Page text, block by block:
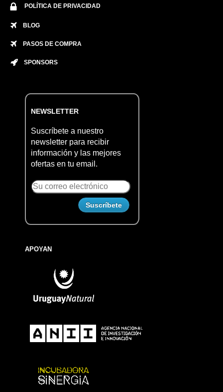
POLÍTICA DE PRIVACIDAD
BLOG
PASOS DE COMPRA
SPONSORS
NEWSLETTER
Suscríbete a nuestro
newsletter para recibir
información y las mejores
ofertas en tu email.
APOYAN